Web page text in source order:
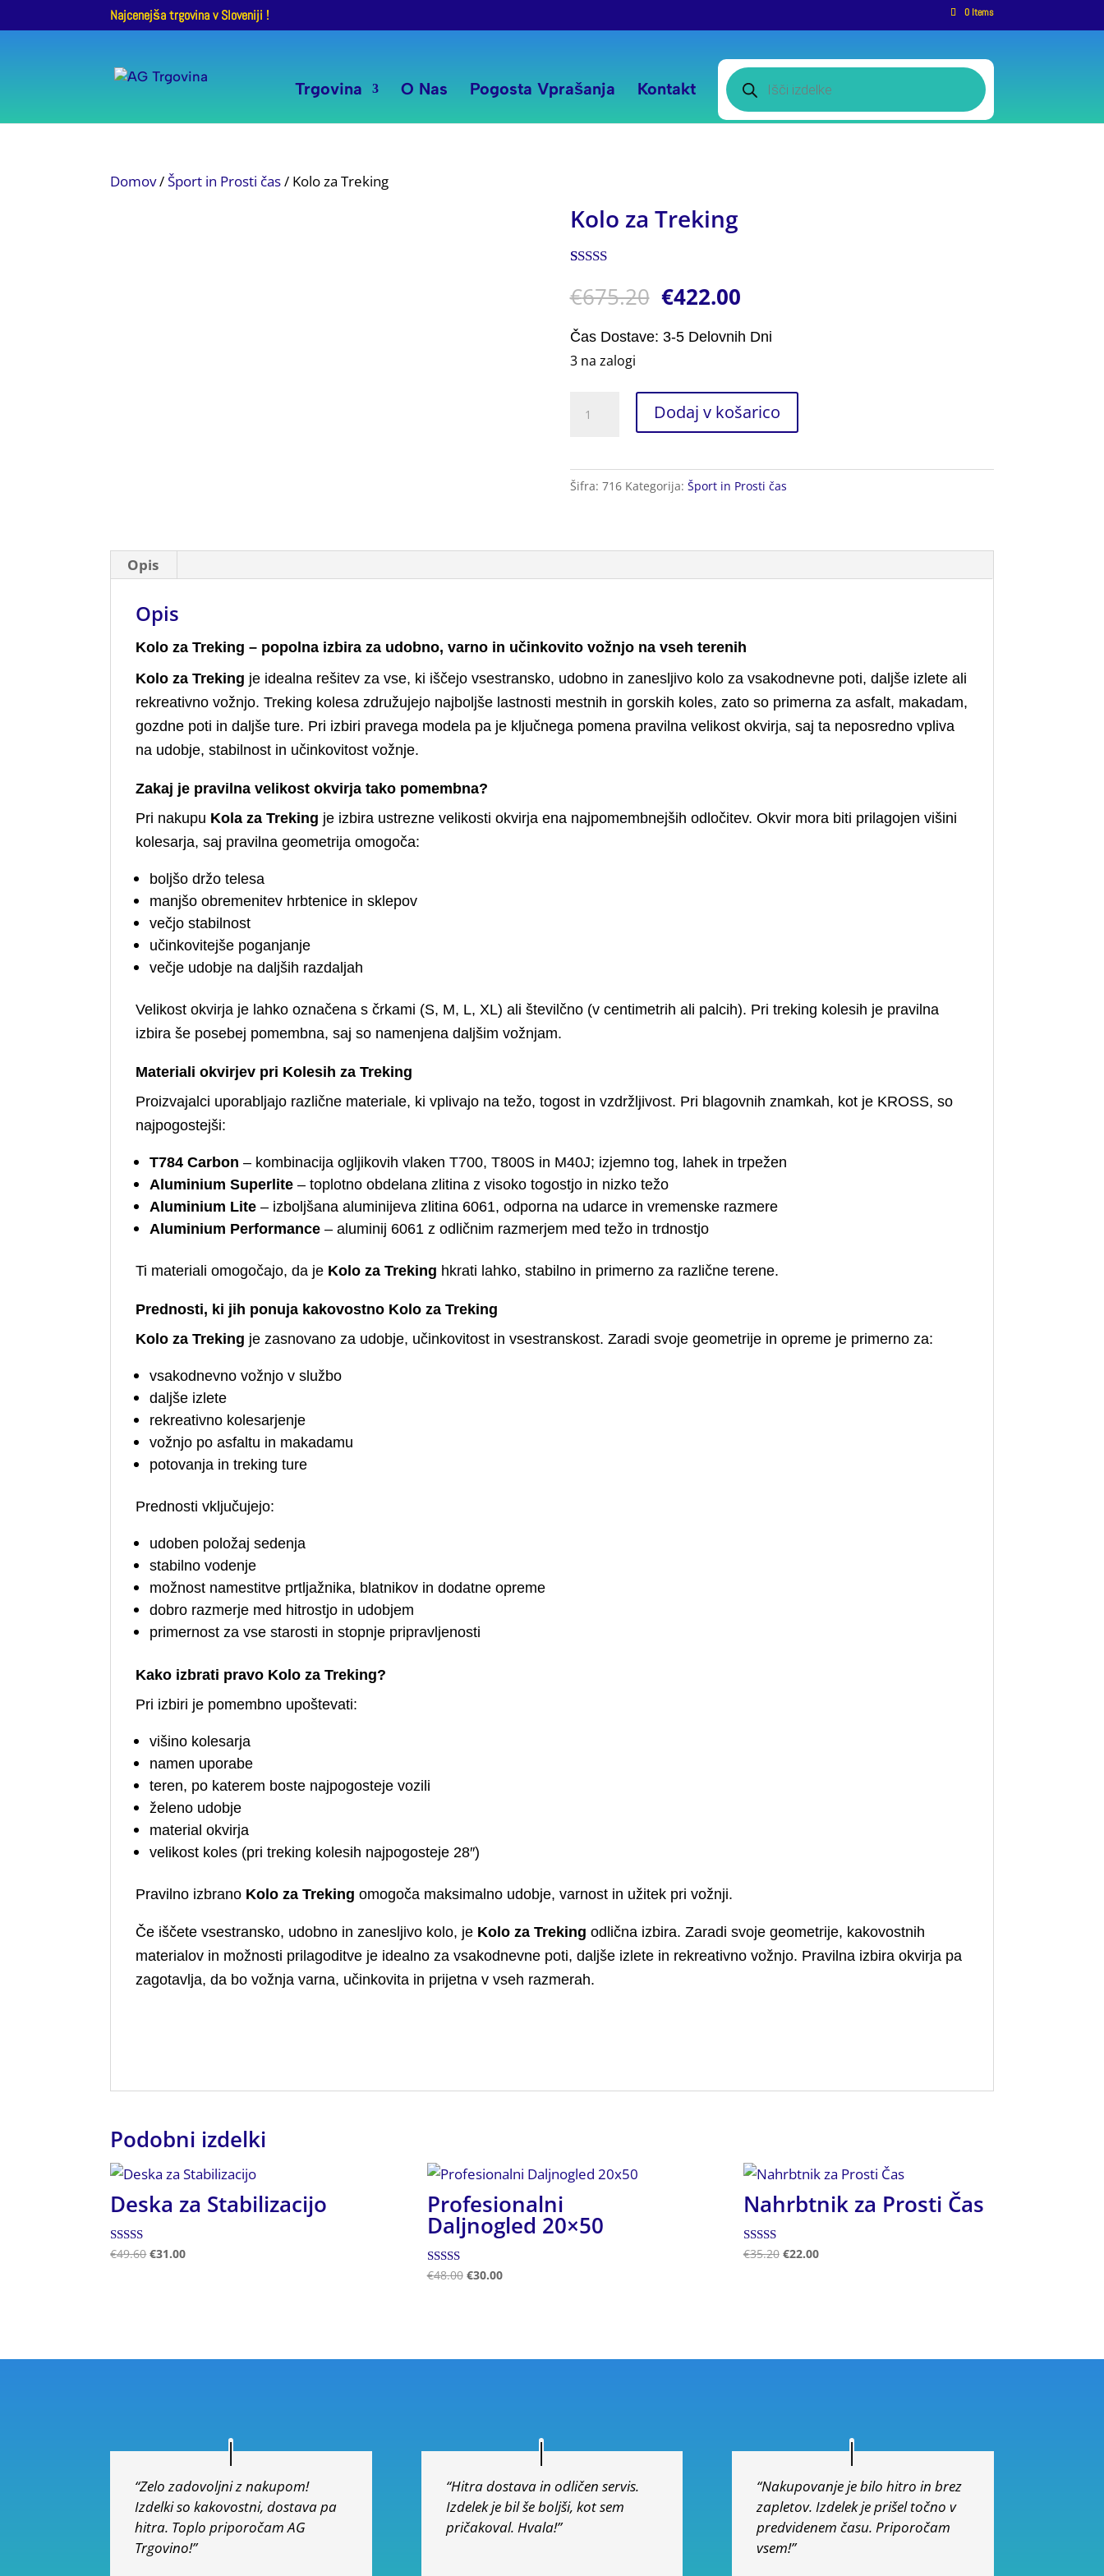
Najcenejša trgovina v Sloveniji ! 0 Items
Trgovina O Nas Pogosta Vprašanja Kontakt
Products
search
Domov/Šport in Prosti čas/ Kolo za Treking
Kolo za Treking
5.00 od 5 na
podlagi
stranke
€675.20 €422.00
Čas Dostave: 3-5 Delovnih Dni
3 na zalogi
količina
Dodaj v košarico
Šifra: 716 Kategorija: Šport in Prosti čas
Opis
Opis
Kolo za Treking – popolna izbira za udobno, varno in učinkovito vožnjo na vseh terenih
Kolo za Treking je idealna rešitev za vse, ki iščejo vsestransko, udobno in zanesljivo kolo za vsakodnevne poti, daljše izlete ali
rekreativno vožnjo. Treking kolesa združujejo najboljše lastnosti mestnih in gorskih koles, zato so primerna za asfalt, makadam,
gozdne poti in daljše ture. Pri izbiri pravega modela pa je ključnega pomena pravilna velikost okvirja, saj ta neposredno vpliva
na udobje, stabilnost in učinkovitost vožnje.
Zakaj je pravilna velikost okvirja tako pomembna?
Pri nakupu Kola za Treking je izbira ustrezne velikosti okvirja ena najpomembnejših odločitev. Okvir mora biti prilagojen višini
kolesarja, saj pravilna geometrija omogoča:
boljšo držo telesa
manjšo obremenitev hrbtenice in sklepov
večjo stabilnost
učinkovitejše poganjanje
večje udobje na daljših razdaljah
Velikost okvirja je lahko označena s črkami (S, M, L, XL) ali številčno (v centimetrih ali palcih). Pri treking kolesih je pravilna
izbira še posebej pomembna, saj so namenjena daljšim vožnjam.
Materiali okvirjev pri Kolesih za Treking
Proizvajalci uporabljajo različne materiale, ki vplivajo na težo, togost in vzdržljivost. Pri blagovnih znamkah, kot je KROSS, so
najpogostejši:
T784 Carbon – kombinacija ogljikovih vlaken T700, T800S in M40J; izjemno tog, lahek in trpežen
Aluminium Superlite – toplotno obdelana zlitina z visoko togostjo in nizko težo
Aluminium Lite – izboljšana aluminijeva zlitina 6061, odporna na udarce in vremenske razmere
Aluminium Performance – aluminij 6061 z odličnim razmerjem med težo in trdnostjo
Ti materiali omogočajo, da je Kolo za Treking hkrati lahko, stabilno in primerno za različne terene.
Prednosti, ki jih ponuja kakovostno Kolo za Treking
Kolo za Treking je zasnovano za udobje, učinkovitost in vsestranskost. Zaradi svoje geometrije in opreme je primerno za:
vsakodnevno vožnjo v službo
daljše izlete
rekreativno kolesarjenje
vožnjo po asfaltu in makadamu
potovanja in treking ture
Prednosti vključujejo:
udoben položaj sedenja
stabilno vodenje
možnost namestitve prtljažnika, blatnikov in dodatne opreme
dobro razmerje med hitrostjo in udobjem
primernost za vse starosti in stopnje pripravljenosti
Kako izbrati pravo Kolo za Treking?
Pri izbiri je pomembno upoštevati:
višino kolesarja
namen uporabe
teren, po katerem boste najpogosteje vozili
želeno udobje
material okvirja
velikost koles (pri treking kolesih najpogosteje 28″)
Pravilno izbrano Kolo za Treking omogoča maksimalno udobje, varnost in užitek pri vožnji.
Če iščete vsestransko, udobno in zanesljivo kolo, je Kolo za Treking odlična izbira. Zaradi svoje geometrije, kakovostnih
materialov in možnosti prilagoditve je idealno za vsakodnevne poti, daljše izlete in rekreativno vožnjo. Pravilna izbira okvirja pa
zagotavlja, da bo vožnja varna, učinkovita in prijetna v vseh razmerah.
Podobni izdelki
Deska za Stabilizacijo
Ocenjeno
€49.60 €31.00
Profesionalni
Daljnogled 20×50
Ocenjeno
€48.00 €30.00
Nahrbtnik za Prosti Čas
Ocenjeno
€35.20 €22.00
“Zelo zadovoljni z nakupom!
Izdelki so kakovostni, dostava pa
hitra. Toplo priporočam AG
Trgovino!”
“Hitra dostava in odličen servis.
Izdelek je bil še boljši, kot sem
pričakoval. Hvala!”
“Nakupovanje je bilo hitro in brez
zapletov. Izdelek je prišel točno v
predvidenem času. Priporočam
vsem!”